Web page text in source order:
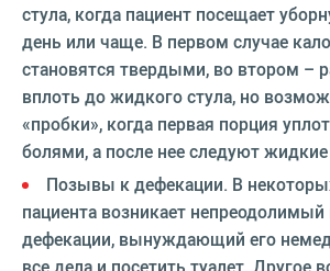
стула, когда пациент посещает
день или чаще. В первом случае
становятся твердыми, во втором –
вплоть до жидкого стула, но
«пробки», когда первая порция
болями, а после нее следуют
Позывы к дефекации. В
пациента возникает
дефекации, вынуждающий его
все дела и посетить туалет. Другое